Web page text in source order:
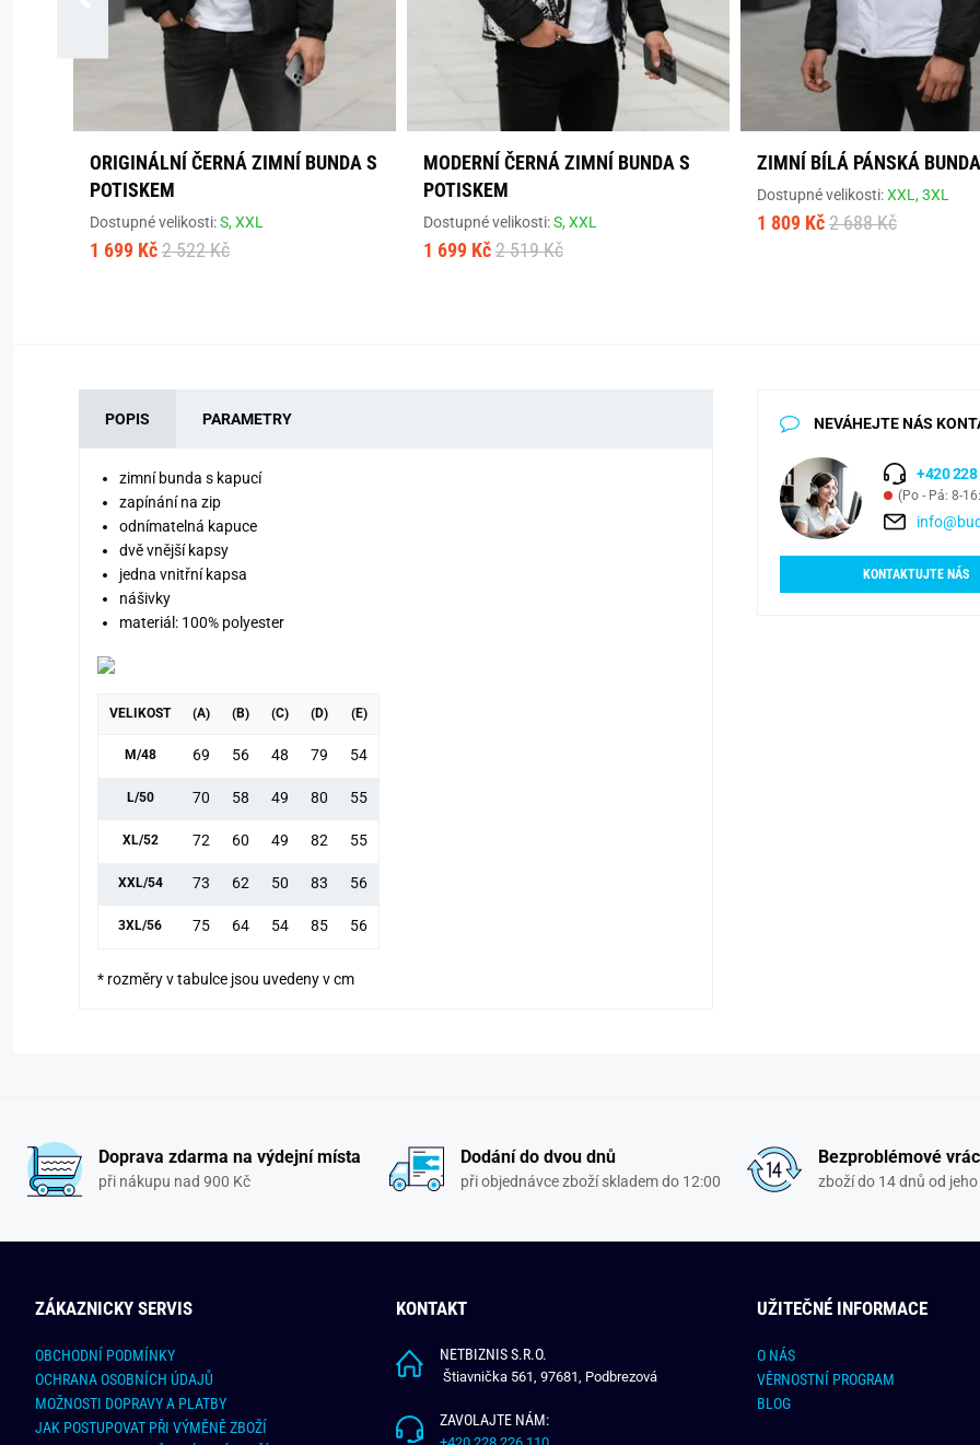
ORIGINÁLNÍ ČERNÁ ZIMNÍ BUNDA S
POTISKEM
Dostupné velikosti:S,XXL
1 699 Kč 2 522 Kč
MODERNÍ ČERNÁ ZIMNÍ BUNDA S
POTISKEM
Dostupné velikosti:S,XXL
1 699 Kč 2 519 Kč
ZIMNÍ BÍLÁ PÁNSKÁ BUNDA
Dostupné velikosti:XXL,3XL
1 809 Kč 2 688 Kč
POPIS PARAMETRY
zimní bunda s kapucí
zapínání na zip
odnímatelná kapuce
dvě vnější kapsy
jedna vnitřní kapsa
nášivky
materiál: 100% polyester
VELIKOST (A) (B) (C) (D) (E)
M/48 69 56 48 79 54
L/50 70 58 49 80 55
XL/52 72 60 49 82 55
XXL/54 73 62 50 83 56
3XL/56 75 64 54 85 56
* rozměry v tabulce jsou uvedeny v cm
NEVÁHEJTE NÁS
+420 228
(Po - Pá: 8-
KONTAKTUJTE NÁS
Doprava zdarma na výdejní místa
při nákupu nad 900 Kč
Dodání do dvou dnů
při objednávce zboží skladem do 12:00
Bezproblémové
zboží do 14 dnů od
ZÁKAZNICKY SERVIS
OBCHODNÍ PODMÍNKY
OCHRANA OSOBNÍCH ÚDAJŮ
MOŽNOSTI DOPRAVY A PLATBY
JAK POSTUPOVAT PŘI VÝMĚNĚ ZBOŽÍ
KONTAKT
NETBIZNIS S.R.O.
Štiavnička 561, 97681, Podbrezová
ZAVOLAJTE NÁM:
UŽITEČNÉ INFORMACE
O NÁS
VĚRNOSTNÍ PROGRAM
BLOG